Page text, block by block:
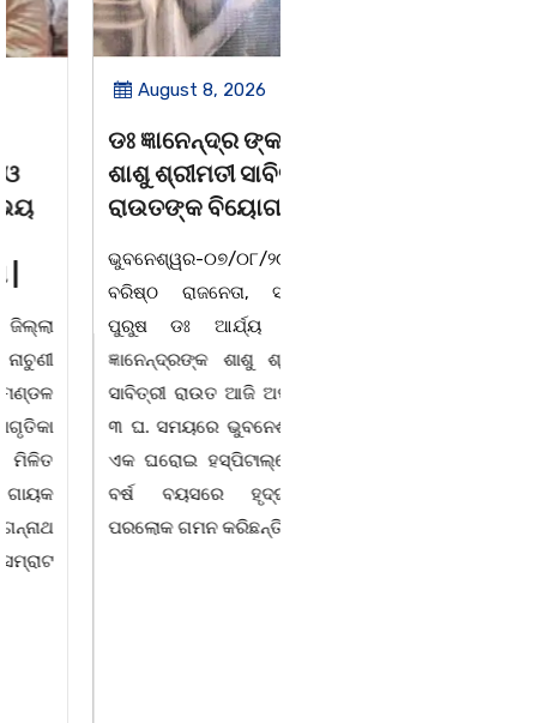
August 8, 2026
ଡଃ ଜ୍ଞାନେନ୍ଦ୍ର ଙ୍କ
ଶାଶୁ ଶ୍ରୀମତୀ ସାବିତ୍ରୀ
ରାଉତଙ୍କ ବିୟୋଗ
ଭୁବନେଶ୍ୱର-୦୭/୦୮/୨୦୨୬:
ବରିଷ୍ଠ ରାଜନେତା, ସଂସ୍କୃତି
ପୁରୁଷ ଡଃ ଆର୍ଯ୍ୟ କୁମାର
ଜ୍ଞାନେନ୍ଦ୍ରଙ୍କ ଶାଶୁ ଶ୍ରୀମତୀ
ସାବିତ୍ରୀ ରାଉତ ଆଜି ଅପରାହ୍ନ
୩ ଘ. ସମୟରେ ଭୁବନେଶ୍ୱରର
ଏକ ଘରୋଇ ହସ୍ପିଟାଲ୍ରେ ୮୭
ବର୍ଷ ବୟସରେ ହୃଦ୍ଘାତରେ
ପରଲୋକ ଗମନ କରିଛନ୍ତି ।